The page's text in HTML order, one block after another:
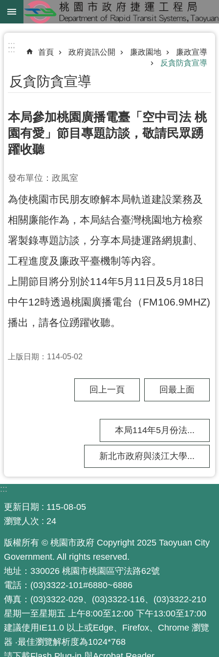
跳到主要內容區塊
綠
延
中
鐵
路
地
下
階
搜
認
我
們
公
廉
政
平
臺
政
府
資
訊
公
開
機
關
:::
::: 首頁 政府資訊公開 廉政園地
廉政宣導
反貪防貪宣導
反貪防貪宣導
本局參加桃園廣播電臺「空中司法 桃
園有愛」節目專題訪談，敬請民眾踴
躍收聽
發布單位：政風室
為使桃園市民朋友瞭解本局軌道建設業務及
相關廉能作為，本局結合臺灣桃園地方檢察
署製錄專題訪談，分享本局捷運路網規劃、
工程進度及廉政平臺機制等內容。
上開節目將分別於114年5月11日及5月18日
中午12時透過桃園廣播電台（FM106.9MHZ)
播出，請各位踴躍收聽。
上版日期：114-05-02
回上一頁 回最上面
本局114年5月份法...
新北市政府與淡江大學...
:::
更新日期
115-08-05
瀏覽人次
24
版權所有 © 桃園市政府 Copyright 2025 Taoyuan City
Government. All rights reserved.
地址：330026 桃園市桃園區守法路62號
電話：(03)3322-101#6880~6886
傳真：(03)3322-029、(03)3322-116、(03)3322-210
星期一至星期五 上午8:00至12:00 下午13:00至17:00
建議使用IE11.0 以上或Edge、Firefox、Chrome 瀏覽
器 ‧最佳瀏覽解析度為1024*768